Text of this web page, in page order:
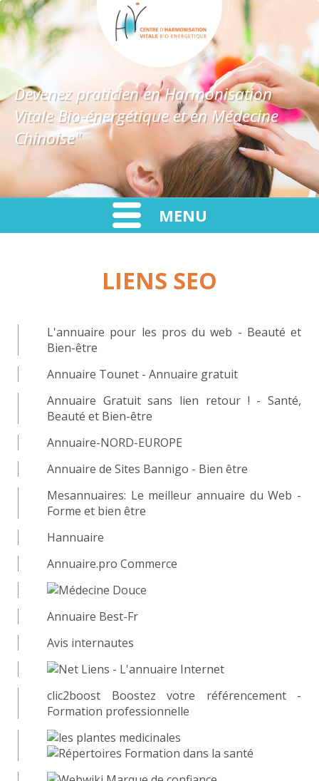
Devenez praticien en Harmonisation
Vitale Bio-énergétique et en Médecine
Chinoise"
MENU
LIENS SEO
L'annuaire pour les pros du web - Beauté et
Bien-être
Annuaire Tounet - Annuaire gratuit
Annuaire Gratuit sans lien retour ! - Santé,
Beauté et Bien-être
Annuaire-NORD-EUROPE
Annuaire de Sites Bannigo - Bien être
Mesannuaires: Le meilleur annuaire du Web -
Forme et bien être
Hannuaire
Annuaire.pro Commerce
Annuaire Best-Fr
Avis internautes
clic2boost Boostez votre référencement -
Formation professionnelle